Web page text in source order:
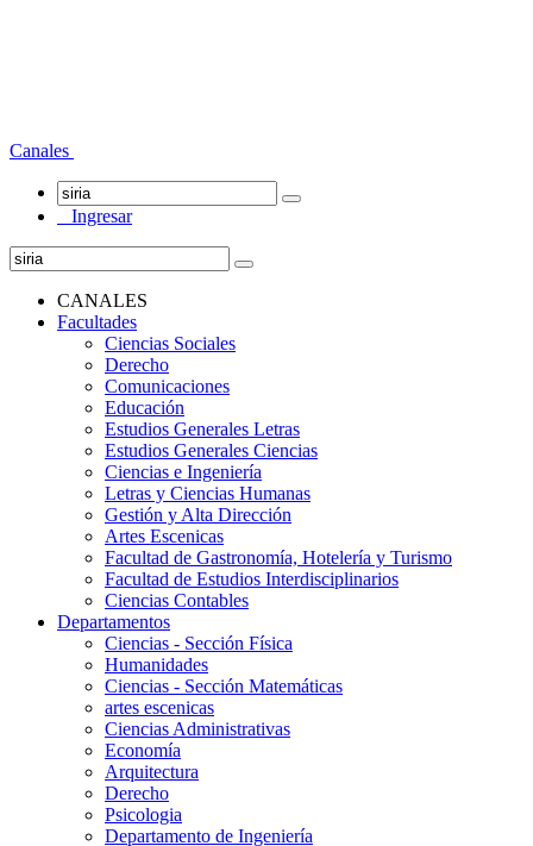
Canales
Ingresar
CANALES
Facultades
Ciencias Sociales
Derecho
Comunicaciones
Educación
Estudios Generales Letras
Estudios Generales Ciencias
Ciencias e Ingeniería
Letras y Ciencias Humanas
Gestión y Alta Dirección
Artes Escenicas
Facultad de Gastronomía, Hotelería y Turismo
Facultad de Estudios Interdisciplinarios
Ciencias Contables
Departamentos
Ciencias - Sección Física
Humanidades
Ciencias - Sección Matemáticas
artes escenicas
Ciencias Administrativas
Economía
Arquitectura
Derecho
Psicologia
Departamento de Ingeniería